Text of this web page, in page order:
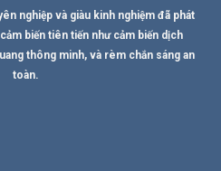
nghiệp và giàu kinh nghiệm đã phát
biến tiên tiến như cảm biến dịch
thông minh, và rèm chắn sáng an
toàn.